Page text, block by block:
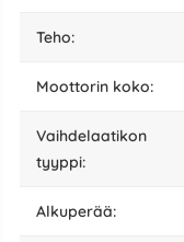
teho:
moottorin koko:
vaihdelaatikon
tyyppi:
alkuperää: